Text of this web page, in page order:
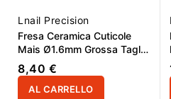
Lnail Precision
Fresa Ceramica Cuticole
Mais Ø1.6mm Grossa Taglio
Incrociato LL 2.6mm L/R
8,40 €
AL CARRELLO